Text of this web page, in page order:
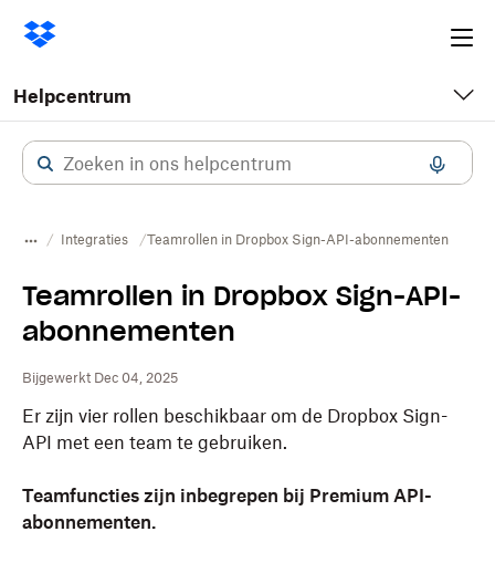
Helpcentrum
Integraties Teamrollen in Dropbox Sign-API-abonnementen
Teamrollen in Dropbox Sign-API-
abonnementen
Bijgewerkt Dec 04, 2025
Er zijn vier rollen beschikbaar om de Dropbox Sign-
API met een team te gebruiken.
Teamfuncties zijn inbegrepen bij Premium API-
abonnementen.